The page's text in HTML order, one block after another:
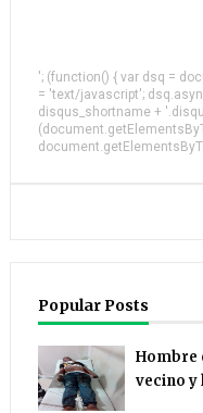
'; (function() { var dsq =
= 'text/javascript';
disqus_shortname +
Popular Posts
Hombre
vecino y